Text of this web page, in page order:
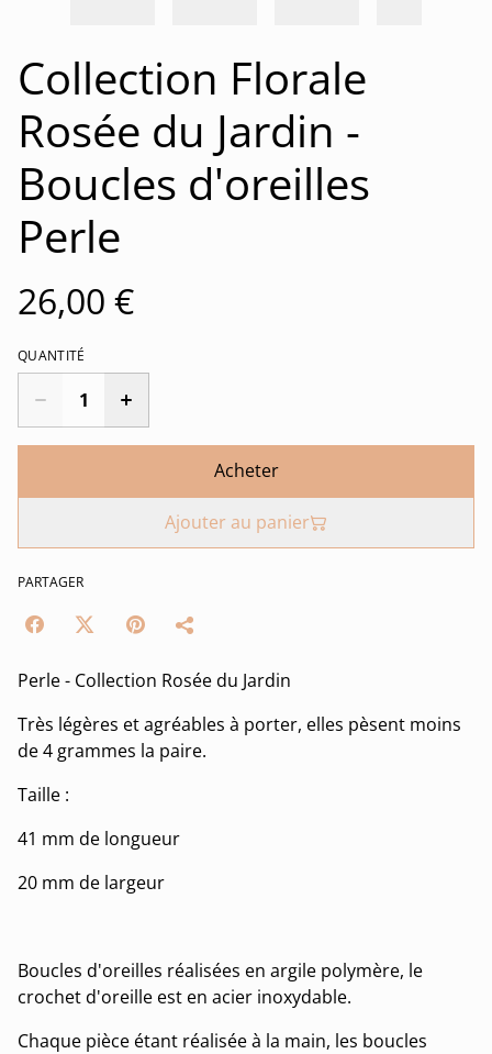
Collection Florale
Rosée du Jardin -
Boucles d'oreilles
Perle
26,00 €
QUANTITÉ
Acheter
Ajouter au panier
PARTAGER
Perle - Collection Rosée du Jardin
Très légères et agréables à porter, elles pèsent moins
de 4 grammes la paire.
Taille :
41 mm de longueur
20 mm de largeur
Boucles d'oreilles réalisées en argile polymère, le
crochet d'oreille est en acier inoxydable.
Chaque pièce étant réalisée à la main, les boucles